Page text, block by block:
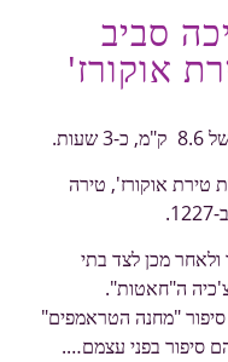
סביב
אוקורז'
טירת אוקורז', טירה
מכן לצד בתי
ה"חאטות".
"מחנה הטראמפים"
סיפור בפני עצמם….